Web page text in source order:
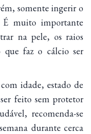
somente ingerir o
É muito importante
na pele, os raios
que faz o cálcio ser
idade, estado de
feito sem protetor
recomenda-se
durante cerca